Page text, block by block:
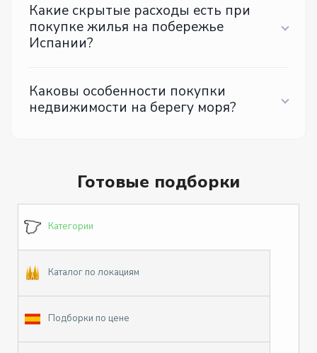
Какие скрытые расходы есть при
покупке жилья на побережье
Испании?
Каковы особенности покупки
недвижимости на берегу моря?
Готовые подборки
Категории
Каталог по локациям
Подборки по цене